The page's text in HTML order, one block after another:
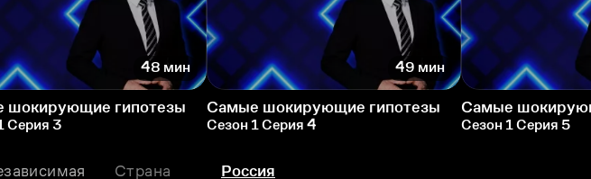
48 мин
шокирующие гипотезы
Серия 3
49 мин
Самые шокирующие гипотезы
Сезон 1 Серия 4
Самые
Сезон 1 Серия 5
Страна Россия